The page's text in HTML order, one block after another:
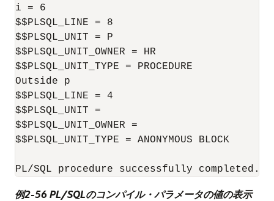
i = 6
$$PLSQL_LINE = 8
$$PLSQL_UNIT = P
$$PLSQL_UNIT_OWNER = HR
$$PLSQL_UNIT_TYPE = PROCEDURE
Outside p
$$PLSQL_LINE = 4
$$PLSQL_UNIT =
$$PLSQL_UNIT_OWNER =
$$PLSQL_UNIT_TYPE = ANONYMOUS BLOCK
例2-56 PL/SQLのコンパイル・パラメータの値の表示